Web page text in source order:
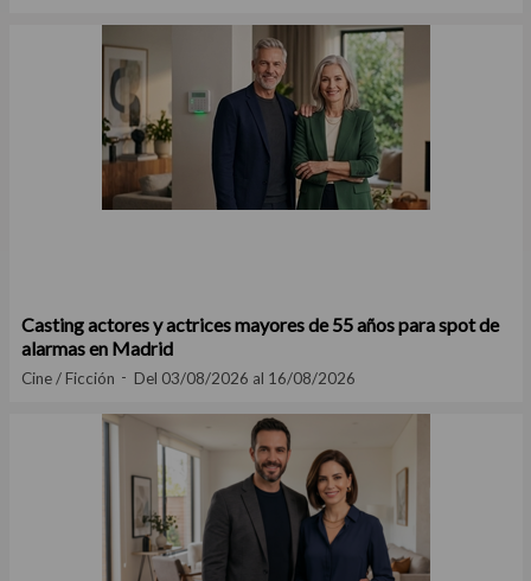
Casting actores y actrices mayores de 55 años para spot de
alarmas en Madrid
Cine / Ficción Del 03/08/2026 al 16/08/2026